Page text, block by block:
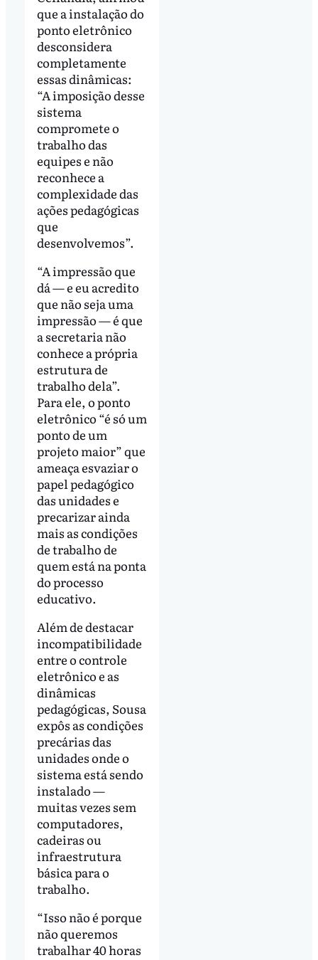
que a instalação do
ponto eletrônico
desconsidera
completamente
essas dinâmicas:
“A imposição desse
sistema
compromete o
trabalho das
equipes e não
reconhece a
complexidade das
ações pedagógicas
que
desenvolvemos”.
“A impressão que
dá — e eu acredito
que não seja uma
impressão — é que
a secretaria não
conhece a própria
estrutura de
trabalho dela”.
Para ele, o ponto
eletrônico “é só um
ponto de um
projeto maior” que
ameaça esvaziar o
papel pedagógico
das unidades e
precarizar ainda
mais as condições
de trabalho de
quem está na ponta
do processo
educativo.
Além de destacar
incompatibilidade
entre o controle
eletrônico e as
dinâmicas
pedagógicas, Sousa
expôs as condições
precárias das
unidades onde o
sistema está sendo
instalado —
muitas vezes sem
computadores,
cadeiras ou
infraestrutura
básica para o
trabalho.
“Isso não é porque
não queremos
trabalhar 40 horas